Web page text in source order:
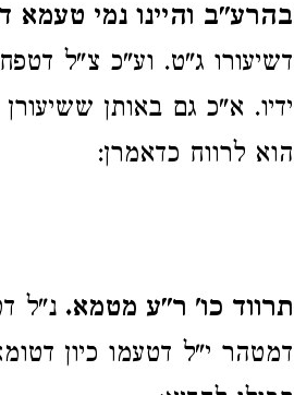
בהרע"ב והיינו נמי טעמא
דשיעורו ג"ט. וע"כ צ"ל דטפח
ידיו. א"כ גם באותן
הוא לרווח כדאמרן:
תרווד כו' ר"ע מטמא. נ"ל
דמטהר י"ל דטעמו כיון